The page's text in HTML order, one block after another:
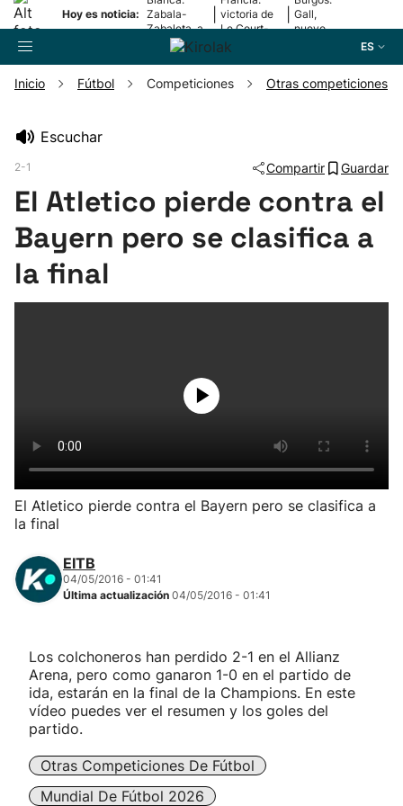
Hoy es noticia: Zabala-
Zabaleta, a
la final
victoria de
Le Court-
Pienaar
Gall,
nuevo
ES
Pelota
Remo
Kirolak 360
Atletismo
Más deportes
"Helmuga"
Inicio Fútbol Competiciones Otras competiciones
Escuchar
2-1 Compartir Guardar
El Atletico pierde contra el
Bayern pero se clasifica a
la final
El Atletico pierde contra el Bayern pero se clasifica a
la final
EITB
04/05/2016 - 01:41
Última actualización 04/05/2016 - 01:41
Los colchoneros han perdido 2-1 en el Allianz
Arena, pero como ganaron 1-0 en el partido de
ida, estarán en la final de la Champions. En este
vídeo puedes ver el resumen y los goles del
partido.
Otras Competiciones De Fútbol
Mundial De Fútbol 2026